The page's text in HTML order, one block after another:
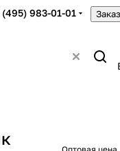
(495) 983-01-01